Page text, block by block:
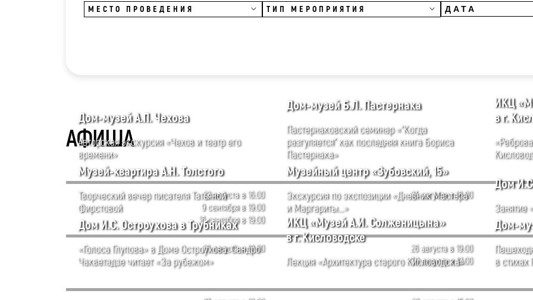
МЕСТО ПРОВЕДЕНИЯ ТИП МЕРОПРИЯТИЯ
АФИША
22 августа в 16:00
9 сентября в 19:00
16 сентября в 19:00
Дом-музей А.П. Чехова
Авторская экскурсия «Чехов и театр его
времени»
23 августа в 16:00
Дом-музей Б.Л. Пастернака
Пастернаковский семинар «"Когда
разгуляется" как последняя книга Бориса
Пастернака»
ИКЦ
в г.
26 августа в 19:00
Музей-квартира А.Н. Толстого
Творческий вечер писателя Татьяной
Фирстовой
26 августа в 19:00
30 августа в 12:00
Музейный центр «Зубовский, 15»
Экскурсия по экспозиции «Дневник Мастера
и Маргариты...»
Дом
Занятие
Дом И.С. Остроухова в Трубниках
«Голоса Глупова» в Доме Остроухова. Сандро
Чакветадзе читает «За рубежом»
ИКЦ «Музей А.И. Солженицына»
в г. Кисловодске
Лекция «Архитектура старого Кисловодска»
Дом-
в стихах